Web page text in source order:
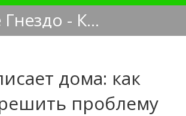
Орлиное Гнездо - Кинологический блог
дома: как
проблему